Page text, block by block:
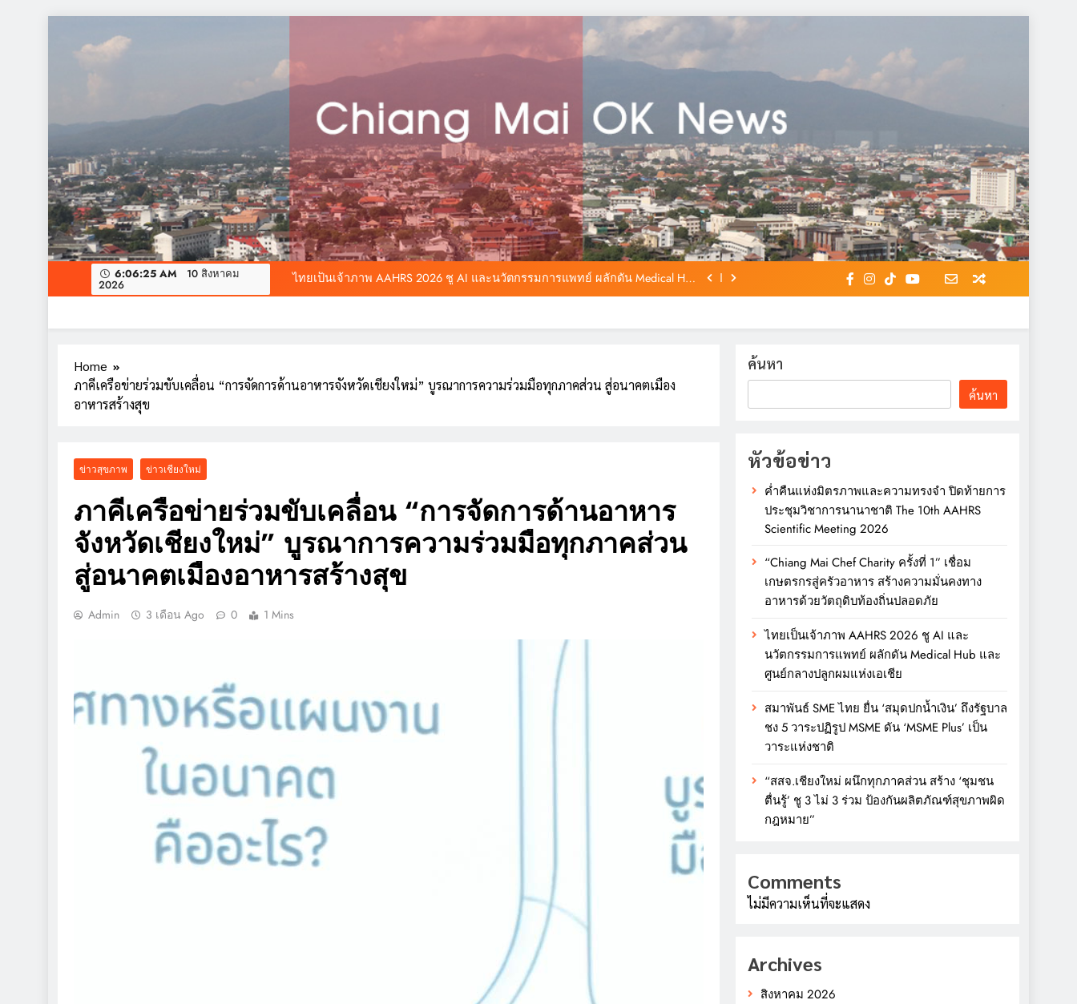
6:06:26 AM 10 สิงหาคม
2026
สมาพันธ์ SME ไทย ยื่น ‘สมุดปกน้ำเงิน’ ถึงรัฐบาล ชง 5 วาระปฏิรูป MSME ดัน ‘MSME
Plus’ เป็นวาระแห่งชาติ
ค่ำคืนแห่งมิตรภาพและความทรงจำ ปิดท้ายการประชุมวิชาการนานาชาติ The 10th
AAHRS Scientific Meeting 2026
“Chiang Mai Chef Charity ครั้งที่ 1” เชื่อมเกษตรกรสู่ครัวอาหาร สร้างความมั่นคงทาง
อาหารด้วยวัตถุดิบท้องถิ่นปลอดภัย
ไทยเป็นเจ้าภาพ AAHRS 2026 ชู AI และนวัตกรรมการแพทย์ ผลักดัน Medical Hub
“Chiang Mai Chef Charity ครั้งที่ 1” เชื่อมเกษตรกรสู่ครัวอาหาร สร้างความมั่นคงทาง
อาหารด้วยวัตถุดิบท้องถิ่นปลอดภัย
Home
ภาคีเครือข่ายร่วมขับเคลื่อน “การจัดการด้านอาหารจังหวัดเชียงใหม่” บูรณาการความร่วมมือทุกภาคส่วน สู่อนาคตเมือง
อาหารสร้างสุข
ข่าวสุขภาพ ข่าวเชียงใหม่
ภาคีเครือข่ายร่วมขับเคลื่อน “การจัดการด้านอาหาร
จังหวัดเชียงใหม่” บูรณาการความร่วมมือทุกภาคส่วน
สู่อนาคตเมืองอาหารสร้างสุข
Admin 3 เดือน Ago 0 1 Mins
ค้นหา
ค้นหา
หัวข้อข่าว
ค่ำคืนแห่งมิตรภาพและความทรงจำ ปิดท้ายการ
ประชุมวิชาการนานาชาติ The 10th AAHRS
Scientific Meeting 2026
“Chiang Mai Chef Charity ครั้งที่ 1” เชื่อม
เกษตรกรสู่ครัวอาหาร สร้างความมั่นคงทาง
อาหารด้วยวัตถุดิบท้องถิ่นปลอดภัย
ไทยเป็นเจ้าภาพ AAHRS 2026 ชู AI และ
นวัตกรรมการแพทย์ ผลักดัน Medical Hub และ
ศูนย์กลางปลูกผมแห่งเอเชีย
สมาพันธ์ SME ไทย ยื่น ‘สมุดปกน้ำเงิน’ ถึงรัฐบาล
ชง 5 วาระปฏิรูป MSME ดัน ‘MSME Plus’ เป็น
วาระแห่งชาติ
“สสจ.เชียงใหม่ ผนึกทุกภาคส่วน สร้าง ‘ชุมชน
ตื่นรู้’ ชู 3 ไม่ 3 ร่วม ป้องกันผลิตภัณฑ์สุขภาพผิด
กฎหมาย”
Comments
ไม่มีความเห็นที่จะแสดง
Archives
สิงหาคม 2026